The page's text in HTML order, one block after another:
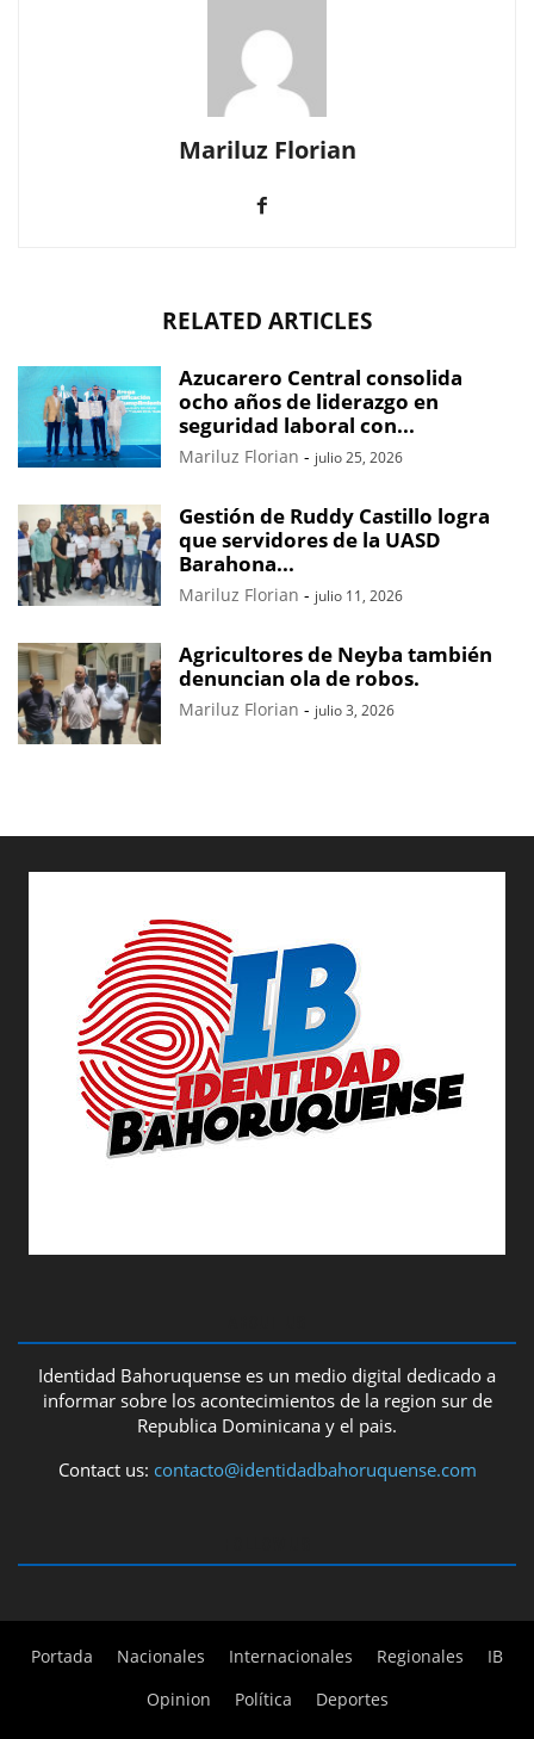
Mariluz Florian
RELATED ARTICLES
Azucarero Central consolida
ocho años de liderazgo en
seguridad laboral con...
Mariluz Florian - julio 25, 2026
Gestión de Ruddy Castillo logra
que servidores de la UASD
Barahona...
Mariluz Florian - julio 11, 2026
Agricultores de Neyba también
denuncian ola de robos.
Mariluz Florian - julio 3, 2026
Identidad Bahoruquense es un medio digital dedicado a
informar sobre los acontecimientos de la region sur de
Republica Dominicana y el pais.
Contact us: contacto@identidadbahoruquense.com
Portada Nacionales Internacionales Regionales
IB
Opinion
Política Deportes